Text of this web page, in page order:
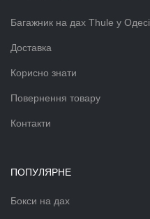
Багажник на дах Thule у Одесі
Доставка
Корисно знати
Повернення товару
Контакти
ПОПУЛЯРНЕ
Бокси на дах